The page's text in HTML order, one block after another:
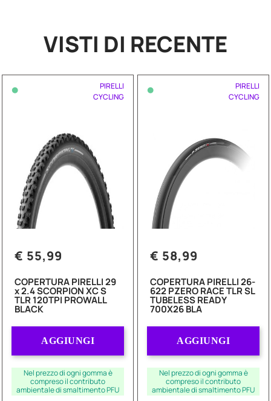
VISTI DI RECENTE
•
PIRELLI
CYCLING
€ 55,99
COPERTURA PIRELLI 29
x 2.4 SCORPION XC S
TLR 120TPI PROWALL
BLACK
AGGIUNGI
Nel prezzo di ogni gomma è
compreso il contributo
ambientale di smaltimento PFU
•
PIRELLI
CYCLING
€ 58,99
COPERTURA PIRELLI 26-
622 PZERO RACE TLR SL
TUBELESS READY
700X26 BLA
AGGIUNGI
Nel prezzo di ogni gomma è
compreso il contributo
ambientale di smaltimento PFU